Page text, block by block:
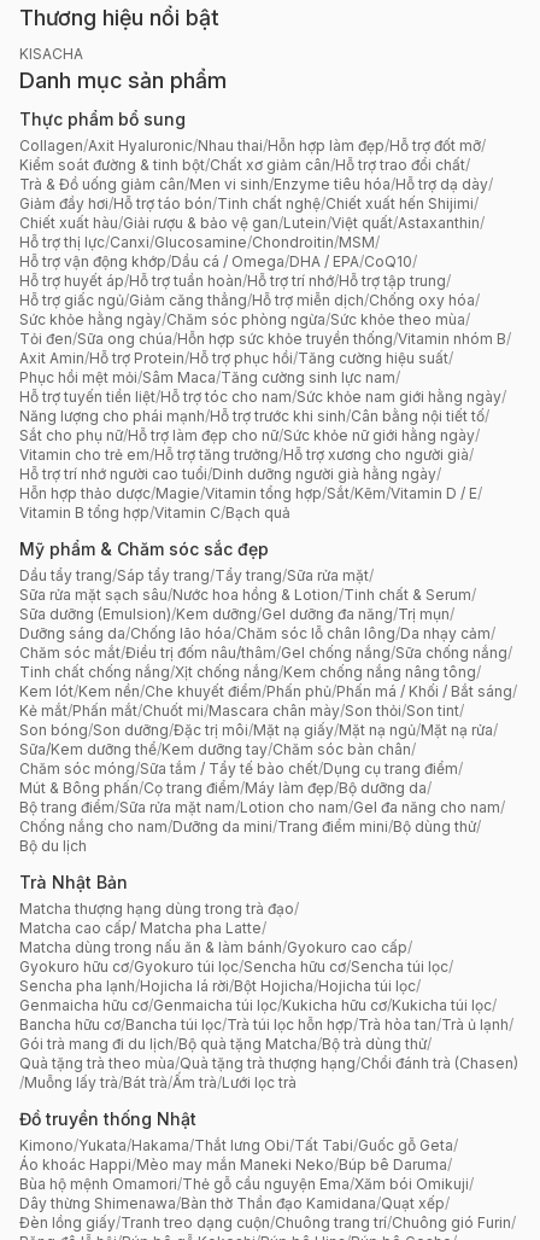
Thương hiệu nổi bật
KISACHA
Danh mục sản phẩm
Thực phẩm bổ sung
Collagen/Axit Hyaluronic/Nhau thai/Hỗn hợp làm đẹp/Hỗ trợ đốt mỡ/
Kiểm soát đường & tinh bột/Chất xơ giảm cân/Hỗ trợ trao đổi chất/
Trà & Đồ uống giảm cân/Men vi sinh/Enzyme tiêu hóa/Hỗ trợ dạ dày/
Giảm đầy hơi/Hỗ trợ táo bón/Tinh chất nghệ/Chiết xuất hến Shijimi/
Chiết xuất hàu/Giải rượu & bảo vệ gan/Lutein/Việt quất/Astaxanthin/
Hỗ trợ thị lực/Canxi/Glucosamine/Chondroitin/MSM/
Hỗ trợ vận động khớp/Dầu cá / Omega/DHA / EPA/CoQ10/
Hỗ trợ huyết áp/Hỗ trợ tuần hoàn/Hỗ trợ trí nhớ/Hỗ trợ tập trung/
Hỗ trợ giấc ngủ/Giảm căng thẳng/Hỗ trợ miễn dịch/Chống oxy hóa/
Sức khỏe hằng ngày/Chăm sóc phòng ngừa/Sức khỏe theo mùa/
Tỏi đen/Sữa ong chúa/Hỗn hợp sức khỏe truyền thống/Vitamin nhóm B/
Axit Amin/Hỗ trợ Protein/Hỗ trợ phục hồi/Tăng cường hiệu suất/
Phục hồi mệt mỏi/Sâm Maca/Tăng cường sinh lực nam/
Hỗ trợ tuyến tiền liệt/Hỗ trợ tóc cho nam/Sức khỏe nam giới hằng ngày/
Năng lượng cho phái mạnh/Hỗ trợ trước khi sinh/Cân bằng nội tiết tố/
Sắt cho phụ nữ/Hỗ trợ làm đẹp cho nữ/Sức khỏe nữ giới hằng ngày/
Vitamin cho trẻ em/Hỗ trợ tăng trưởng/Hỗ trợ xương cho người già/
Hỗ trợ trí nhớ người cao tuổi/Dinh dưỡng người già hằng ngày/
Hỗn hợp thảo dược/Magie/Vitamin tổng hợp/Sắt/Kẽm/Vitamin D / E/
Vitamin B tổng hợp/Vitamin C/Bạch quả
Mỹ phẩm & Chăm sóc sắc đẹp
Dầu tẩy trang/Sáp tẩy trang/Tẩy trang/Sữa rửa mặt/
Sữa rửa mặt sạch sâu/Nước hoa hồng & Lotion/Tinh chất & Serum/
Sữa dưỡng (Emulsion)/Kem dưỡng/Gel dưỡng đa năng/Trị mụn/
Dưỡng sáng da/Chống lão hóa/Chăm sóc lỗ chân lông/Da nhạy cảm/
Chăm sóc mắt/Điều trị đốm nâu/thâm/Gel chống nắng/Sữa chống nắng/
Tinh chất chống nắng/Xịt chống nắng/Kem chống nắng nâng tông/
Kem lót/Kem nền/Che khuyết điểm/Phấn phủ/Phấn má / Khối / Bắt sáng/
Kẻ mắt/Phấn mắt/Chuốt mi/Mascara chân mày/Son thỏi/Son tint/
Son bóng/Son dưỡng/Đặc trị môi/Mặt nạ giấy/Mặt nạ ngủ/Mặt nạ rửa/
Sữa/Kem dưỡng thể/Kem dưỡng tay/Chăm sóc bàn chân/
Chăm sóc móng/Sữa tắm / Tẩy tế bào chết/Dụng cụ trang điểm/
Mút & Bông phấn/Cọ trang điểm/Máy làm đẹp/Bộ dưỡng da/
Bộ trang điểm/Sữa rửa mặt nam/Lotion cho nam/Gel đa năng cho nam/
Chống nắng cho nam/Dưỡng da mini/Trang điểm mini/Bộ dùng thử/
Bộ du lịch
Trà Nhật Bản
Matcha thượng hạng dùng trong trà đạo/
Matcha cao cấp/ Matcha pha Latte/
Matcha dùng trong nấu ăn & làm bánh/Gyokuro cao cấp/
Gyokuro hữu cơ/Gyokuro túi lọc/Sencha hữu cơ/Sencha túi lọc/
Sencha pha lạnh/Hojicha lá rời/Bột Hojicha/Hojicha túi lọc/
Genmaicha hữu cơ/Genmaicha túi lọc/Kukicha hữu cơ/Kukicha túi lọc/
Bancha hữu cơ/Bancha túi lọc/Trà túi lọc hỗn hợp/Trà hòa tan/Trà ủ lạnh/
Gói trà mang đi du lịch/Bộ quà tặng Matcha/Bộ trà dùng thử/
Quà tặng trà theo mùa/Quà tặng trà thượng hạng/Chổi đánh trà (Chasen)
/Muỗng lấy trà/Bát trà/Ấm trà/Lưới lọc trà
Đồ truyền thống Nhật
Kimono/Yukata/Hakama/Thắt lưng Obi/Tất Tabi/Guốc gỗ Geta/
Áo khoác Happi/Mèo may mắn Maneki Neko/Búp bê Daruma/
Bùa hộ mệnh Omamori/Thẻ gỗ cầu nguyện Ema/Xăm bói Omikuji/
Dây thừng Shimenawa/Bàn thờ Thần đạo Kamidana/Quạt xếp/
Đèn lồng giấy/Tranh treo dạng cuộn/Chuông trang trí/Chuông gió Furin/